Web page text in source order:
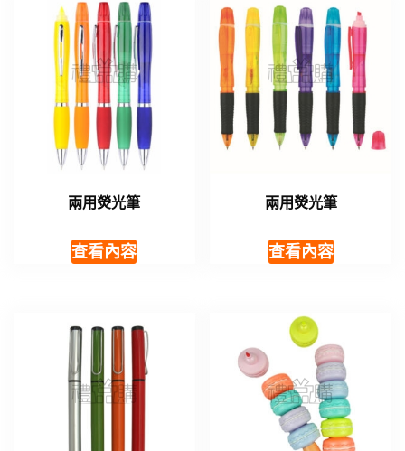
兩用熒光筆
查看內容
兩用熒光筆
查看內容